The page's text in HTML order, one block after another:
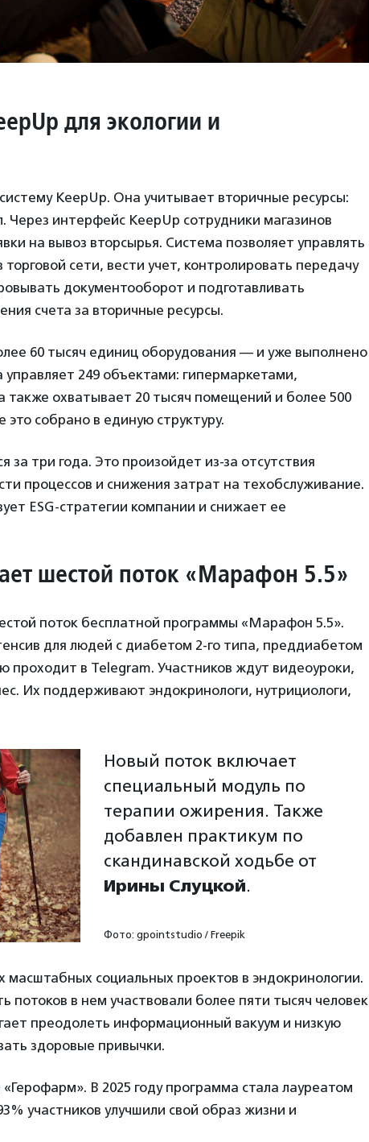
для экологии и
KeepUp. Она учитывает вторичные ресурсы:
Через интерфейс KeepUp сотрудники магазинов
на вывоз вторсырья. Система позволяет управлять
сети, вести учет, контролировать передачу
документооборот и подготавливать
счета за вторичные ресурсы.
60 тысяч единиц оборудования — и уже выполнено
249 объектами: гипермаркетами,
также охватывает 20 тысяч помещений и более 500
собрано в единую структуру.
за три года. Это произойдет из-за отсутствия
процессов и снижения затрат на техобслуживание.
ESG-стратегии компании и снижает ее
шестой поток «Марафон 5.5»
поток бесплатной программы «Марафон 5.5».
для людей с диабетом 2-го типа, преддиабетом
в Telegram. Участников ждут видеоуроки,
Их поддерживают эндокринологи, нутрициологи,
Новый поток включает
специальный модуль по
терапии ожирения. Также
добавлен практикум по
скандинавской ходьбе от
Ирины Слуцкой.
Фото: gpointstudio / Freepik
социальных проектов в эндокринологии.
потоков в нем участвовали более пяти тысяч человек
преодолеть информационный вакуум и низкую
здоровые привычки.
В 2025 году программа стала лауреатом
участников улучшили свой образ жизни и